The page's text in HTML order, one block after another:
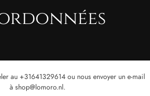
au +31641329614 ou nous envoyer un e-mail
à shop@lomoro.nl.